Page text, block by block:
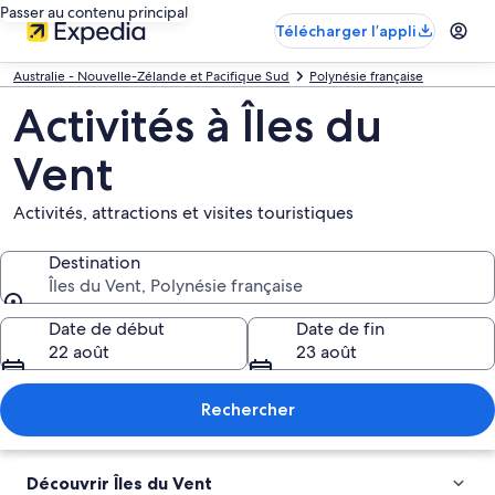
Passer au contenu principal
Télécharger l’appli
Australie - Nouvelle-Zélande et Pacifique Sud Polynésie française
Activités à Îles du
Vent
Activités, attractions et visites touristiques
Destination
Îles du Vent, Polynésie française
Destination
Date de début
22 août
Date de fin
23 août
Rechercher
Découvrir Îles du Vent